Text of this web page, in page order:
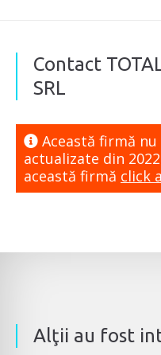
Contact
SRL
Această firmă
actualizate din
această firmă click
Alţii au fost